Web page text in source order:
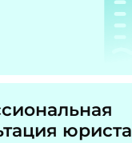
юриста